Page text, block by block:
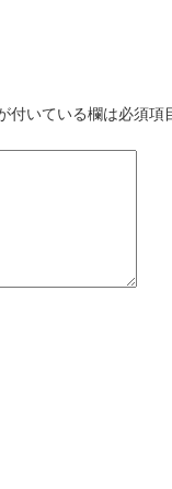
付いている欄は必須項